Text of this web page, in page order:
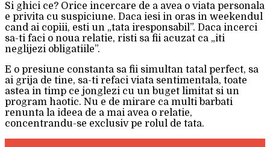
Si ghici ce? Orice incercare de a avea o viata personala
e privita cu suspiciune. Daca iesi in oras in weekendul
cand ai copiii, esti un „tata iresponsabil”. Daca incerci
sa-ti faci o noua relatie, risti sa fii acuzat ca „iti
neglijezi obligatiile”.
E o presiune constanta sa fii simultan tatal perfect, sa
ai grija de tine, sa-ti refaci viata sentimentala, toate
astea in timp ce jonglezi cu un buget limitat si un
program haotic. Nu e de mirare ca multi barbati
renunta la ideea de a mai avea o relatie,
concentrandu-se exclusiv pe rolul de tata.